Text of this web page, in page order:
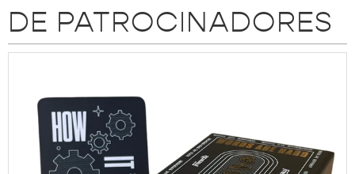
DE PATROCINADORES